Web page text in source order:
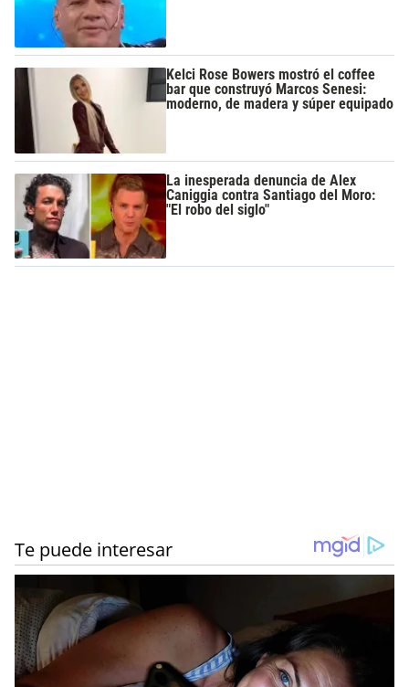
Kelci Rose Bowers mostró el coffee
bar que construyó Marcos Senesi:
moderno, de madera y súper equipado
La inesperada denuncia de Alex
Caniggia contra Santiago del Moro:
"El robo del siglo"